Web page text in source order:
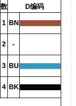
数
D编码
1 BN
2 -
3 BU
4 BK